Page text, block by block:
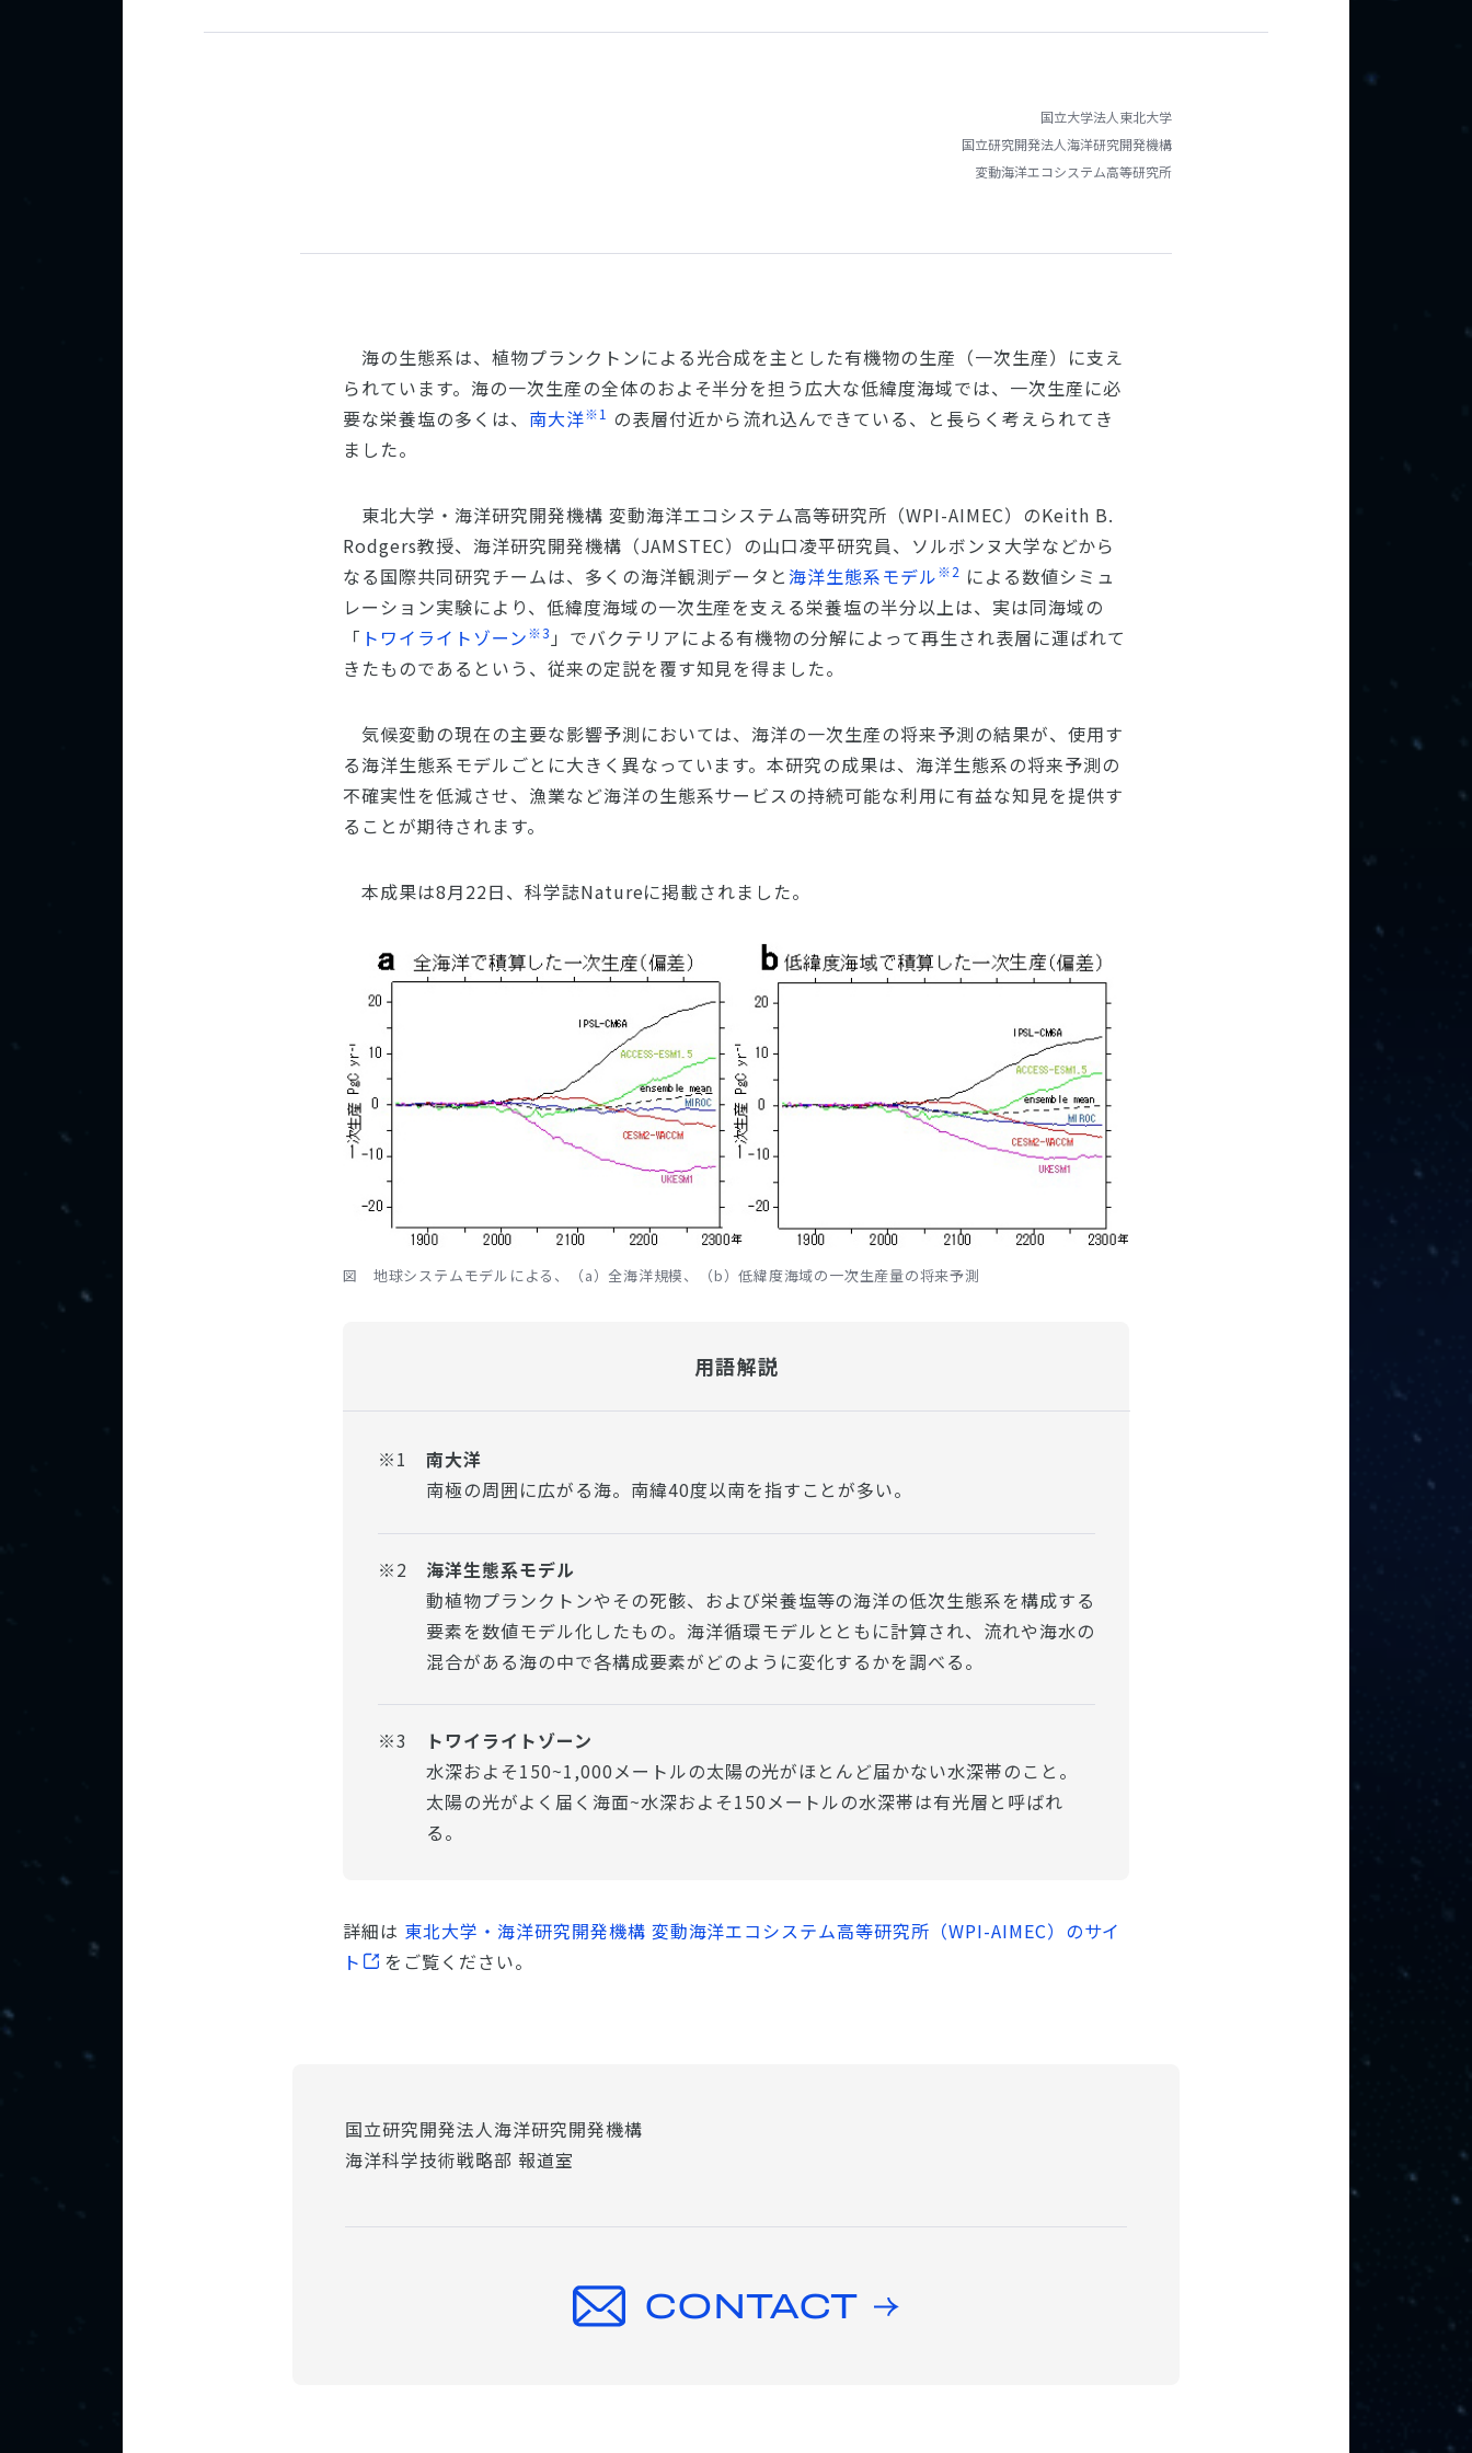
国立大学法人東北大学
国立研究開発法人海洋研究開発機構
変動海洋エコシステム高等研究所
海の生態系は、植物プランクトンによる光合成を主とした有機物の生産（一次生産）に支え
られています。海の一次生産の全体のおよそ半分を担う広大な低緯度海域では、一次生産に必
要な栄養塩の多くは、 南大洋※1 の表層付近から流れ込んできている、と長らく考えられてき
ました。
東北大学・海洋研究開発機構 変動海洋エコシステム高等研究所（WPI-AIMEC）のKeith B.
Rodgers教授、海洋研究開発機構（JAMSTEC）の山口凌平研究員、ソルボンヌ大学などから
なる国際共同研究チームは、多くの海洋観測データと海洋生態系モデル※2 による数値シミュ
レーション実験により、低緯度海域の一次生産を支える栄養塩の半分以上は、実は同海域の
「 トワイライトゾーン※3 」でバクテリアによる有機物の分解によって再生され表層に運ばれて
きたものであるという、従来の定説を覆す知見を得ました。
気候変動の現在の主要な影響予測においては、海洋の一次生産の将来予測の結果が、使用す
る海洋生態系モデルごとに大きく異なっています。本研究の成果は、海洋生態系の将来予測の
不確実性を低減させ、漁業など海洋の生態系サービスの持続可能な利用に有益な知見を提供す
ることが期待されます。
本成果は8月22日、科学誌Natureに掲載されました。
図 地球システムモデルによる、（a）全海洋規模、（b）低緯度海域の一次生産量の将来予測
用語解説
※1
南大洋
南極の周囲に広がる海。南緯40度以南を指すことが多い。
※2
海洋生態系モデル
動植物プランクトンやその死骸、および栄養塩等の海洋の低次生態系を構成する
要素を数値モデル化したもの。海洋循環モデルとともに計算され、流れや海水の
混合がある海の中で各構成要素がどのように変化するかを調べる。
※3
トワイライトゾーン
水深およそ150~1,000メートルの太陽の光がほとんど届かない水深帯のこと。
太陽の光がよく届く海面~水深およそ150メートルの水深帯は有光層と呼ばれ
る。
詳細は 東北大学・海洋研究開発機構 変動海洋エコシステム高等研究所（WPI-AIMEC）のサイ
ト
をご覧ください。
国立研究開発法人海洋研究開発機構
海洋科学技術戦略部 報道室
CONTACT